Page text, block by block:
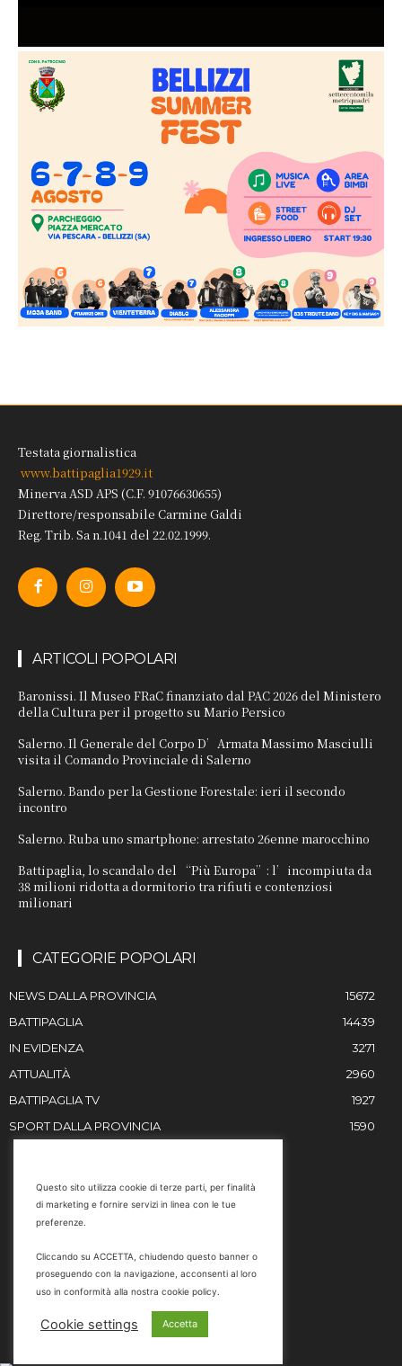
Testata giornalistica
www.battipaglia1929.it
Minerva ASD APS (C.F. 91076630655)
Direttore/responsabile Carmine Galdi
Reg. Trib. Sa n.1041 del 22.02.1999.
ARTICOLI POPOLARI
Baronissi. Il Museo FRaC finanziato dal PAC 2026 del Ministero
della Cultura per il progetto su Mario Persico
Salerno. Il Generale del Corpo D’Armata Massimo Masciulli
visita il Comando Provinciale di Salerno
Salerno. Bando per la Gestione Forestale: ieri il secondo
incontro
Salerno. Ruba uno smartphone: arrestato 26enne marocchino
Battipaglia, lo scandalo del “Più Europa”: l’incompiuta da
38 milioni ridotta a dormitorio tra rifiuti e contenziosi
milionari
CATEGORIE POPOLARI
NEWS DALLA PROVINCIA
15672
BATTIPAGLIA
14439
IN EVIDENZA
3271
ATTUALITÀ
2960
BATTIPAGLIA TV
1927
SPORT DALLA PROVINCIA
1590
Email
marketing@battipaglia1929.it
carminegaldi@virgilio.it
Questo sito utilizza cookie di terze parti, per finalità
di marketing e fornire servizi in linea con le tue
preferenze.
Cliccando su ACCETTA, chiudendo questo banner o
proseguendo con la navigazione, acconsenti al loro
uso in conformità alla nostra cookie policy.
Cookie settings Accetta